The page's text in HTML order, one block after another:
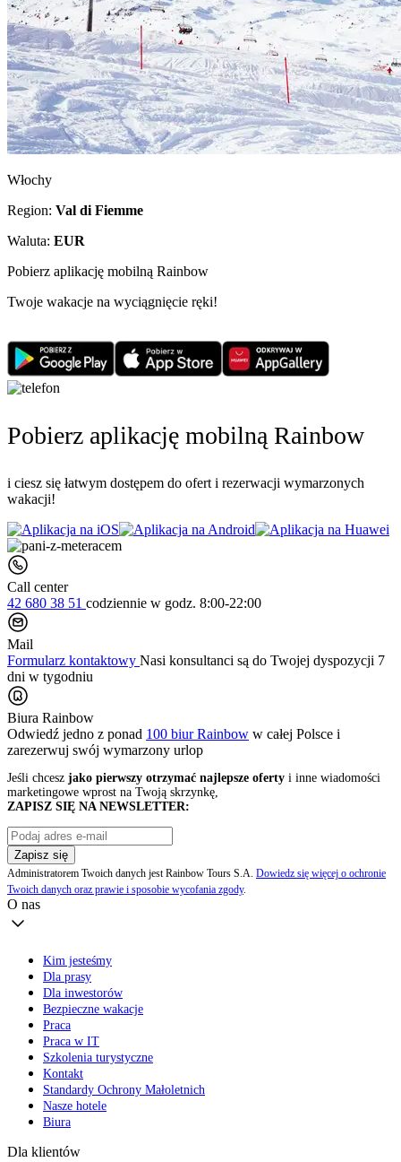
Włochy
Region: Val di Fiemme
Waluta: EUR
Pobierz aplikację mobilną Rainbow
Twoje wakacje na wyciągnięcie ręki!
Pobierz aplikację mobilną Rainbow
i ciesz się łatwym dostępem do ofert i rezerwacji wymarzonych
wakacji!
Call center
42 680 38 51 codziennie w godz. 8:00-22:00
Mail
Formularz kontaktowy Nasi konsultanci są do Twojej dyspozycji 7
dni w tygodniu
Biura Rainbow
Odwiedź jedno z ponad 100 biur Rainbow w całej Polsce i
zarezerwuj swój wymarzony urlop
Jeśli chcesz jako pierwszy otrzymać najlepsze oferty i inne wiadomości
marketingowe wprost na Twoją skrzynkę,
ZAPISZ SIĘ NA NEWSLETTER:
Zapisz się
Administratorem Twoich danych jest Rainbow Tours S.A. Dowiedz się więcej o ochronie
Twoich danych oraz prawie i sposobie wycofania zgody.
O nas
Kim jesteśmy
Dla prasy
Dla inwestorów
Bezpieczne wakacje
Praca
Praca w IT
Szkolenia turystyczne
Kontakt
Standardy Ochrony Małoletnich
Nasze hotele
Biura
Dla klientów